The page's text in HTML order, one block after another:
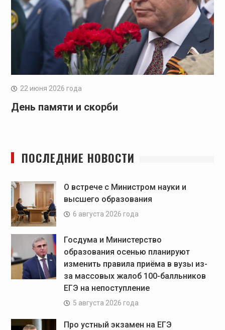
22 июня 2026 года
День памяти и скорби
ПОСЛЕДНИЕ НОВОСТИ
О встрече с Министром науки и
высшего образования
6 августа 2026 года
Госдума и Министерство
образования осенью планируют
изменить правила приёма в вузы из-
за массовых жалоб 100-балльников
ЕГЭ на непоступление
5 августа 2026 года
Про устный экзамен на ЕГЭ